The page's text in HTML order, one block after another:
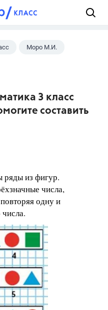
Моро М.И.
3 класс
составить
ряды из фигур.
числа,
одну и